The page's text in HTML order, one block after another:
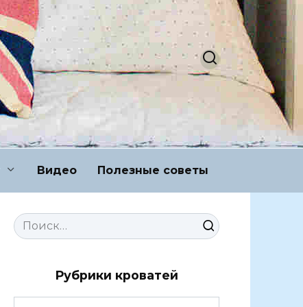
Видео Полезные советы
Search
for:
Рубрики кроватей